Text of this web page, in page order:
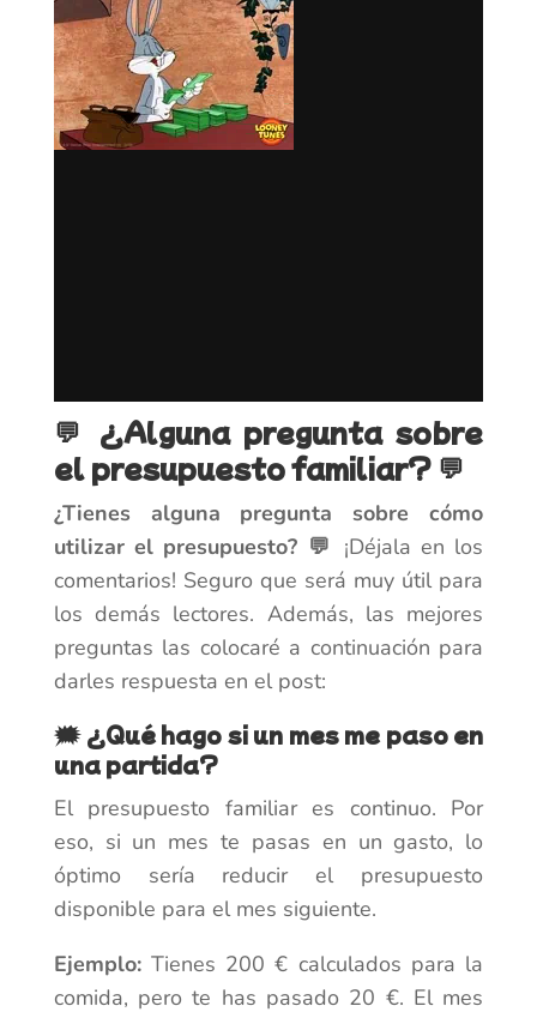
💬 ¿Alguna pregunta sobre
el presupuesto familiar? 💬
¿Tienes alguna pregunta sobre cómo
utilizar el presupuesto? 💬 ¡Déjala en los
comentarios! Seguro que será muy útil para
los demás lectores. Además, las mejores
preguntas las colocaré a continuación para
darles respuesta en el post:
🗯️ ¿Qué hago si un mes me paso en
una partida?
El presupuesto familiar es continuo. Por
eso, si un mes te pasas en un gasto, lo
óptimo sería reducir el presupuesto
disponible para el mes siguiente.
Ejemplo:Tienes 200 € calculados para la
comida, pero te has pasado 20 €. El mes